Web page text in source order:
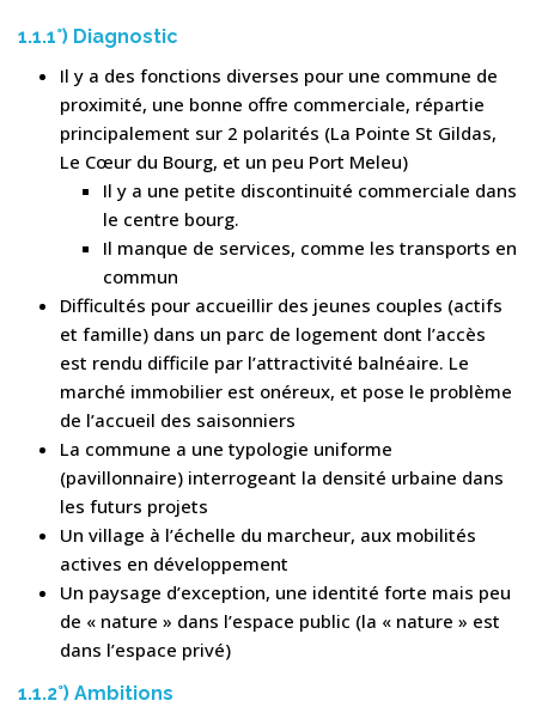
1.1.1°) Diagnostic
Il y a des fonctions diverses pour une commune de
proximité, une bonne offre commerciale, répartie
principalement sur 2 polarités (La Pointe St Gildas,
Le Cœur du Bourg, et un peu Port Meleu)
Il y a une petite discontinuité commerciale dans
le centre bourg.
Il manque de services, comme les transports en
commun
Difficultés pour accueillir des jeunes couples (actifs
et famille) dans un parc de logement dont l’accès
est rendu difficile par l’attractivité balnéaire. Le
marché immobilier est onéreux, et pose le problème
de l’accueil des saisonniers
La commune a une typologie uniforme
(pavillonnaire) interrogeant la densité urbaine dans
les futurs projets
Un village à l’échelle du marcheur, aux mobilités
actives en développement
Un paysage d’exception, une identité forte mais peu
de « nature » dans l’espace public (la « nature » est
dans l’espace privé)
1.1.2°) Ambitions